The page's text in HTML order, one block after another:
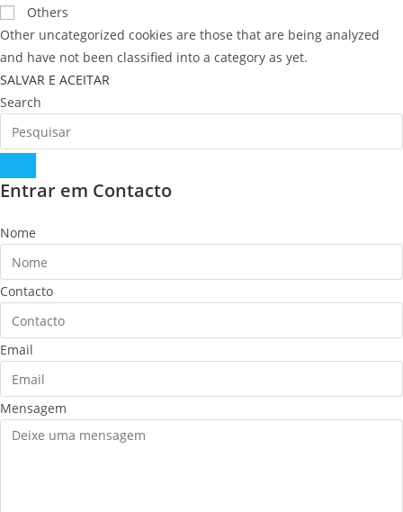
Others
Other uncategorized cookies are those that are being analyzed
and have not been classified into a category as yet.
SALVAR E ACEITAR
Search
Entrar em Contacto
Nome
Contacto
Email
Mensagem